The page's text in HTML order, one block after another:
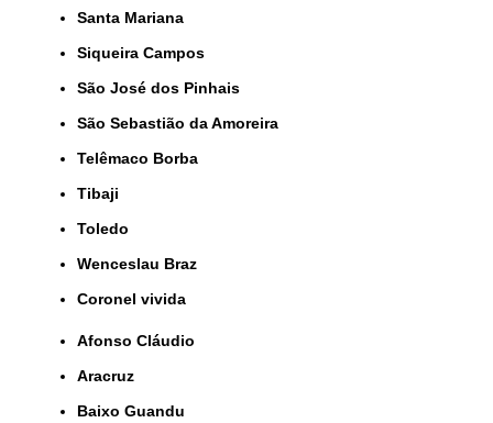
Santa Mariana
Siqueira Campos
São José dos Pinhais
São Sebastião da Amoreira
Telêmaco Borba
Tibaji
Toledo
Wenceslau Braz
coronel vivida
Afonso Cláudio
Aracruz
Baixo Guandu